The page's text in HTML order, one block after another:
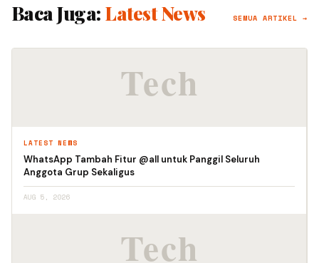
Baca Juga: Latest News SEMUA ARTIKEL →
LATEST NEWS
WhatsApp Tambah Fitur @all untuk Panggil Seluruh
Anggota Grup Sekaligus
AUG 5, 2026